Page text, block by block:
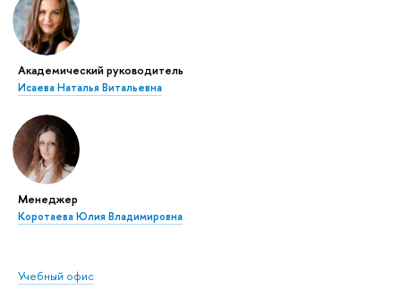
Академический руководитель
Исаева Наталья Витальевна
Менеджер
Коротаева Юлия Владимировна
Учебный офис